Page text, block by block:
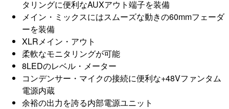
タリングに便利なAUXアウト端子を装備
メイン・ミックスにはスムーズな動きの60mmフェーダ
ーを装備
XLRメイン・アウト
柔軟なモニタリングが可能
8LEDのレベル・メーター
コンデンサー・マイクの接続に便利な+48Vファンタム
電源内蔵
余裕の出力を誇る内部電源ユニット